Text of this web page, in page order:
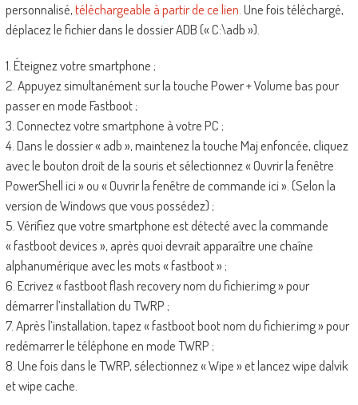
personnalisé,téléchargeable à partir de ce lien . Une fois téléchargé,
déplacez le fichier dans le dossier ADB (« C:\adb »).
1. Éteignez votre smartphone ;
2. Appuyez simultanément sur la touche Power + Volume bas pour
passer en mode Fastboot ;
3. Connectez votre smartphone à votre PC ;
4. Dans le dossier « adb », maintenez la touche Maj enfoncée, cliquez
avec le bouton droit de la souris et sélectionnez « Ouvrir la fenêtre
PowerShell ici » ou « Ouvrir la fenêtre de commande ici ». (Selon la
version de Windows que vous possédez) ;
5. Vérifiez que votre smartphone est détecté avec la commande
« fastboot devices », après quoi devrait apparaître une chaîne
alphanumérique avec les mots « fastboot » ;
6. Ecrivez « fastboot flash recovery nom du fichier.img » pour
démarrer l’installation du TWRP ;
7. Après l’installation, tapez « fastboot boot nom du fichier.img » pour
redémarrer le téléphone en mode TWRP ;
8. Une fois dans le TWRP, sélectionnez « Wipe » et lancez wipe dalvik
et wipe cache.